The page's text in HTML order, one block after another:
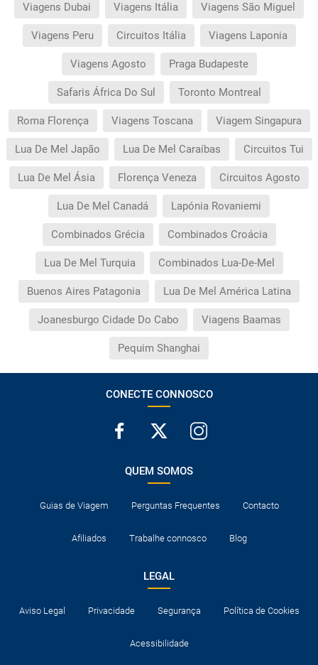
Viagens Dubai Viagens Itália Viagens São Miguel
Viagens Peru Circuitos Itália Viagens Laponia
Viagens Agosto Praga Budapeste
Safaris África Do Sul Toronto Montreal
Roma Florença Viagens Toscana Viagem Singapura
Lua De Mel Japão Lua De Mel Caraíbas Circuitos Tui
Lua De Mel Ásia Florença Veneza Circuitos Agosto
Lua De Mel Canadá Lapónia Rovaniemi
Combinados Grécia Combinados Croácia
Lua De Mel Turquia Combinados Lua-De-Mel
Buenos Aires Patagonia Lua De Mel América Latina
Joanesburgo Cidade Do Cabo Viagens Baamas
Pequim Shanghai
CONECTE CONNOSCO
QUEM SOMOS
Guias de Viagem Perguntas Frequentes Contacto
Afiliados Trabalhe connosco Blog
LEGAL
Aviso Legal Privacidade Segurança Política de Cookies
Acessibilidade